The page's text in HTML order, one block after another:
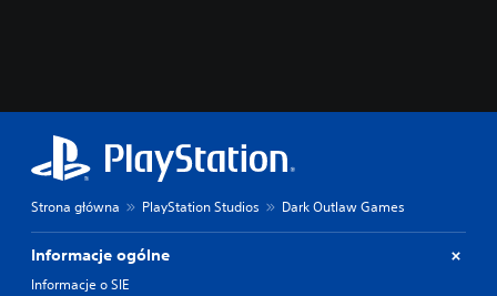
Strona główna PlayStation Studios Dark Outlaw Games
Informacje ogólne
Informacje o SIE